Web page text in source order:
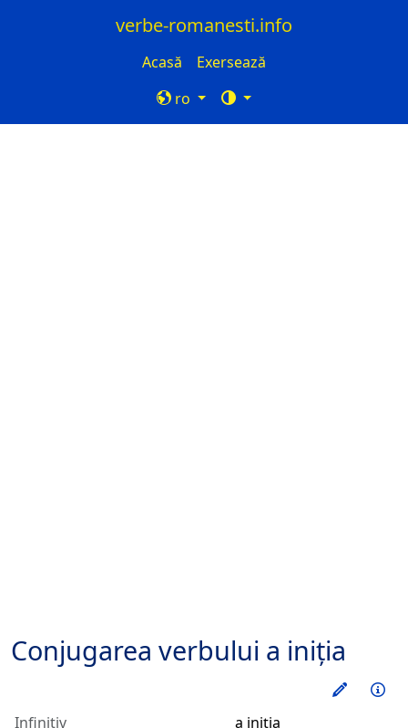
verbe-romanesti.info
Acasă
Exersează
ro
Conjugarea verbului a iniția
Infinitiv
a iniția